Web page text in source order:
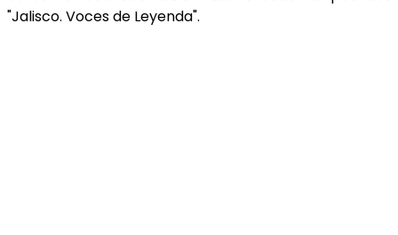
"Jalisco. Voces de Leyenda".